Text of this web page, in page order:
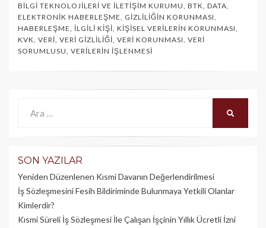
BILGI TEKNOLOJILERI VE İLETIŞIM KURUMU, BTK, DATA,
ELEKTRONIK HABERLEŞME, GIZLILIĞIN KORUNMASI,
HABERLEŞME, İLGILI KIŞI, KIŞISEL VERILERIN KORUNMASI,
KVK, VERI, VERI GIZLILIĞI, VERI KORUNMASI, VERI
SORUMLUSU, VERILERIN İŞLENMESI
SON YAZILAR
Yeniden Düzenlenen Kısmi Davanın Değerlendirilmesi
İş Sözleşmesini Fesih Bildiriminde Bulunmaya Yetkili Olanlar
Kimlerdir?
Kısmi Süreli İş Sözleşmesi İle Çalışan İşçinin Yıllık Üc­retli İzni